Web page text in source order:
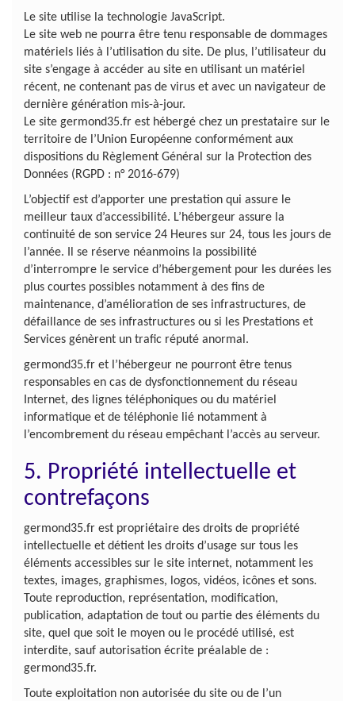
Le site utilise la technologie JavaScript.
Le site web ne pourra être tenu responsable de dommages
matériels liés à l’utilisation du site. De plus, l’utilisateur du
site s’engage à accéder au site en utilisant un matériel
récent, ne contenant pas de virus et avec un navigateur de
dernière génération mis-à-jour.
Le site germond35.fr est hébergé chez un prestataire sur le
territoire de l’Union Européenne conformément aux
dispositions du Règlement Général sur la Protection des
Données (RGPD : n° 2016-679)
L’objectif est d’apporter une prestation qui assure le
meilleur taux d’accessibilité. L’hébergeur assure la
continuité de son service 24 Heures sur 24, tous les jours de
l’année. Il se réserve néanmoins la possibilité
d’interrompre le service d’hébergement pour les durées les
plus courtes possibles notamment à des fins de
maintenance, d’amélioration de ses infrastructures, de
défaillance de ses infrastructures ou si les Prestations et
Services génèrent un trafic réputé anormal.
germond35.fr et l’hébergeur ne pourront être tenus
responsables en cas de dysfonctionnement du réseau
Internet, des lignes téléphoniques ou du matériel
informatique et de téléphonie lié notamment à
l’encombrement du réseau empêchant l’accès au serveur.
5. Propriété intellectuelle et
contrefaçons
germond35.fr est propriétaire des droits de propriété
intellectuelle et détient les droits d’usage sur tous les
éléments accessibles sur le site internet, notamment les
textes, images, graphismes, logos, vidéos, icônes et sons.
Toute reproduction, représentation, modification,
publication, adaptation de tout ou partie des éléments du
site, quel que soit le moyen ou le procédé utilisé, est
interdite, sauf autorisation écrite préalable de :
germond35.fr.
Toute exploitation non autorisée du site ou de l’un